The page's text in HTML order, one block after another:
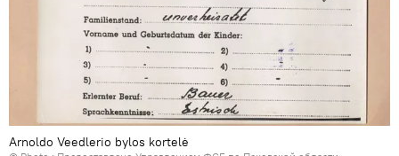
Arnoldo Veedlerio bylos kortelė